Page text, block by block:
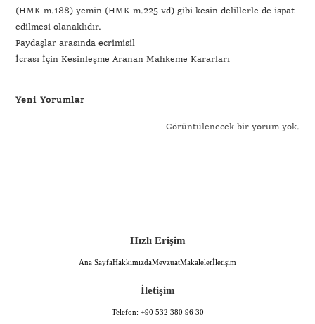
(HMK m.188) yemin (HMK m.225 vd) gibi kesin delillerle de ispat
edilmesi olanaklıdır.
Paydaşlar arasında ecrimisil
İcrası İçin Kesinleşme Aranan Mahkeme Kararları
Yeni Yorumlar
Görüntülenecek bir yorum yok.
Hızlı Erişim
Ana SayfaHakkımızdaMevzuatMakalelerİletişim
İletişim
Telefon: +90 532 380 96 30